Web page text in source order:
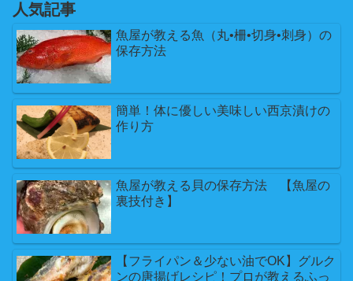
人気記事
魚屋が教える魚（丸•柵•切身•刺身）の
保存方法
簡単！体に優しい美味しい西京漬けの
作り方
魚屋が教える貝の保存方法 【魚屋の
裏技付き】
【フライパン＆少ない油でOK】グルク
ンの唐揚げレシピ！プロが教えるふっ